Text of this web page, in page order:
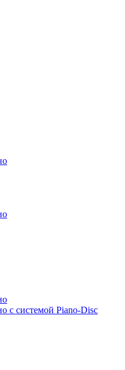
с системой Piano-Disc